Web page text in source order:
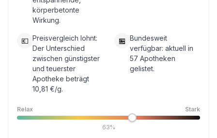
körperbetonte
Wirkung.
💶 Preisvergleich lohnt:
Der Unterschied
zwischen günstigster
und teuerster
Apotheke beträgt
10,81 €/g.
🏪 Bundesweit
verfügbar: aktuell in
57 Apotheken
gelistet.
Relax Stark
63%